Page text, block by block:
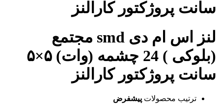
سانت پروژکتور کارالنز
لنز اس ام دی smd مجتمع
(بلوکی ) 24 چشمه (وات) ۵×۵
سانت پروژکتور کارالنز
ترتیب محصولات پیشفرض